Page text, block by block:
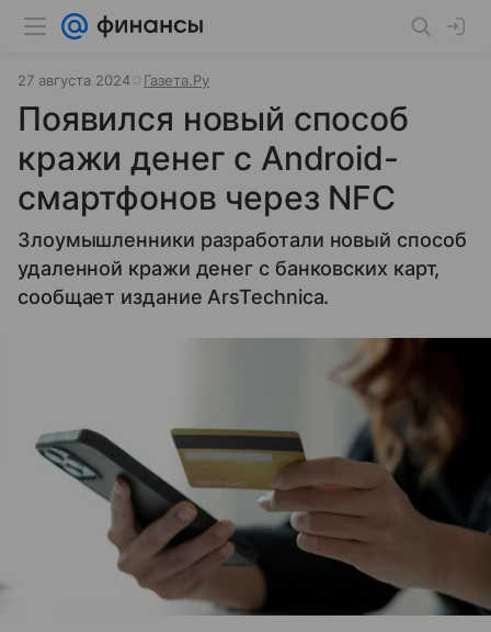
27 августа 2024 Газета.Ру
Появился новый способ
кражи денег с Android-
смартфонов через NFC
Злоумышленники разработали новый способ
удаленной кражи денег с банковских карт,
сообщает издание ArsTechnica.